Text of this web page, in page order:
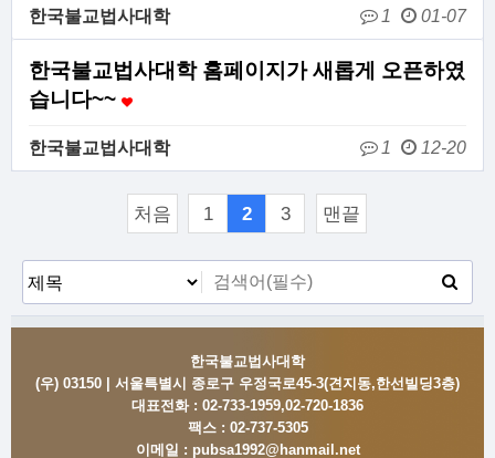
한국불교법사대학 1 01-07
한국불교법사대학 홈페이지가 새롭게 오픈하였
습니다~~
한국불교법사대학 1 12-20
처음 1 2 3 맨끝
한국불교법사대학
(우) 03150 | 서울특별시 종로구 우정국로45-3(견지동,한선빌딩3층)
대표전화 : 02-733-1959,02-720-1836
팩스 : 02-737-5305
이메일 : pubsa1992@hanmail.net